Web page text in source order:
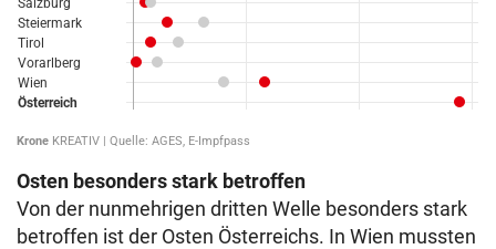
Osten besonders stark betroffen
Von der nunmehrigen dritten Welle besonders stark
betroffen ist der Osten Österreichs. In Wien mussten